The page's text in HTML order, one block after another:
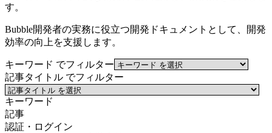
す。
Bubble開発者の実務に役立つ開発ドキュメントとして、開発
効率の向上を支援します。
キーワード でフィルター
記事タイトル でフィルター
キーワード
記事
認証・ログイン